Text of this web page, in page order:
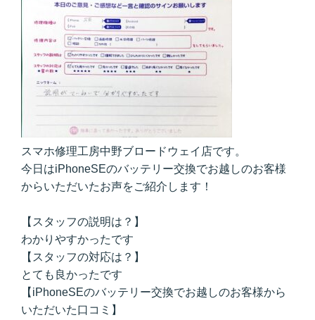
スマホ修理工房中野ブロードウェイ店です。
今日はiPhoneSEのバッテリー交換でお越しのお客様
からいただいたお声をご紹介します！
【スタッフの説明は？】
わかりやすかったです
【スタッフの対応は？】
とても良かったです
【iPhoneSEのバッテリー交換でお越しのお客様から
いただいた口コミ】